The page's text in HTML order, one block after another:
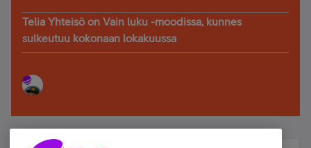
Telia Yhteisö on Vain luku -moodissa, kunnes
sulkeutuu kokonaan lokakuussa